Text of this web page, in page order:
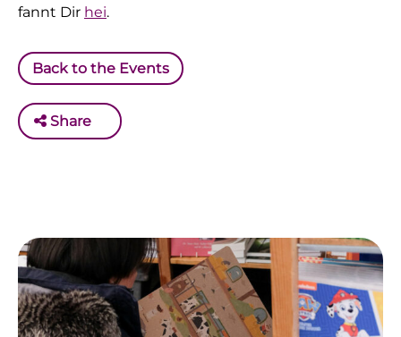
fannt Dir hei.
Back to the Events
Share